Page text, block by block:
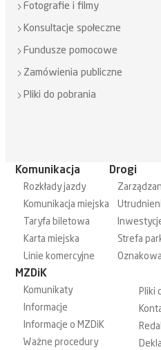
Fotografie i filmy
Konsultacje społeczne
Fundusze pomocowe
Zamówienia publiczne
Pliki do pobrania
Komunikacja
Rozkłady jazdy
Komunikacja miejska
Taryfa biletowa
Karta miejska
Linie komercyjne
Drogi
Strefa
MZDiK
Komunikaty
Informacje
Informacje o MZDiK
Ważne procedury
Pliki